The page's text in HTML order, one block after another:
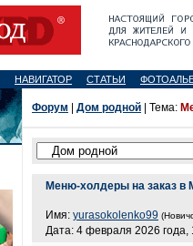
НАВИГАТОР СТАТЬИ
Форум Дом родной | Тема:
Меню-холдеры на заказ в
Имя: yurasokolenko99
Дата: 4 февраля 2026 года,